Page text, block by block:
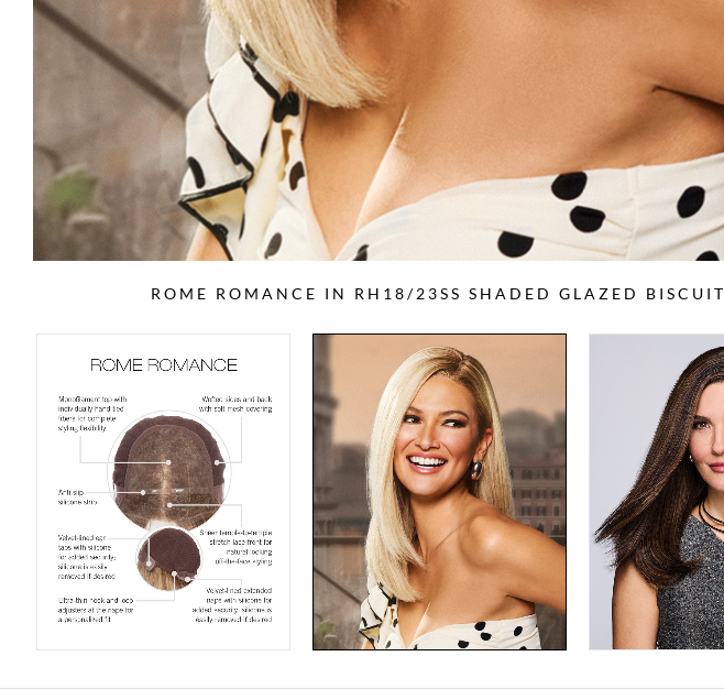
ROME ROMANCE IN RH18/23SS SHADED GLAZED BISCUIT